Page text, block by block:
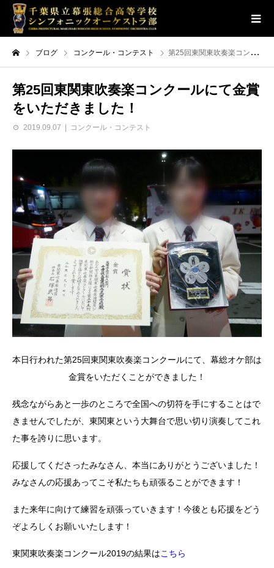
ブログ コンクール・コンテスト 第25回東関東吹奏楽コンクールにて金賞をいただきました！
第25回東関東吹奏楽コンクールにて金賞
をいただきました！
2019.09.07 コンクール・コンテスト
本日行われた第25回東関東吹奏楽コンクールにて、幕総オケ部は
金賞をいただくことができました！
残念ながらあと一歩のところで全国への切符を手にすることはで
きませんでしたが、東関東という大舞台で思い切り演奏してこれ
た事を誇りに思います。
応援してくださったみなさん、本当にありがとうございました！
みなさんの応援あってこそ私たちも頑張ることができます！
また来年に向けて練習を頑張っていきます！今後とも応援をどう
ぞよろしくお願いいたします！
東関東吹奏楽コンクール2019の結果はこちら